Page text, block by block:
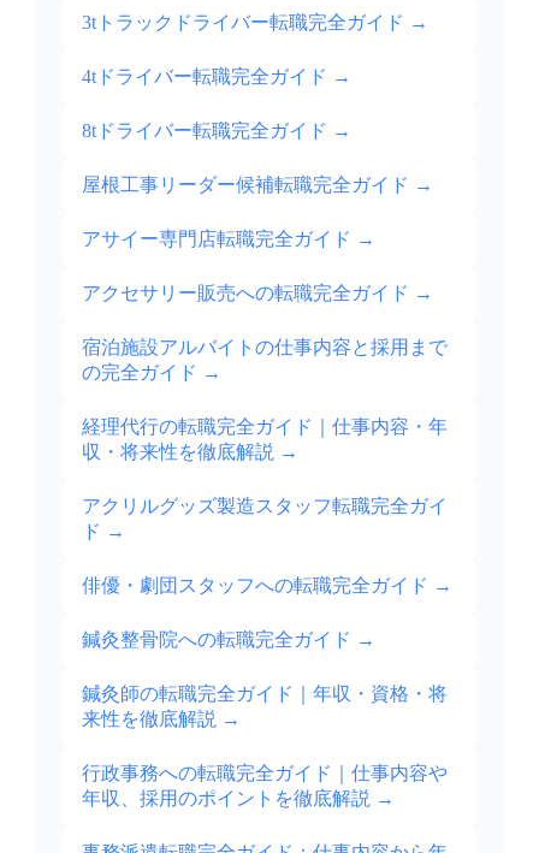
3tトラックドライバー転職完全ガイド →
4tドライバー転職完全ガイド →
8tドライバー転職完全ガイド →
屋根工事リーダー候補転職完全ガイド →
アサイー専門店転職完全ガイド →
アクセサリー販売への転職完全ガイド →
宿泊施設アルバイトの仕事内容と採用まで
の完全ガイド →
経理代行の転職完全ガイド｜仕事内容・年
収・将来性を徹底解説 →
アクリルグッズ製造スタッフ転職完全ガイ
ド →
俳優・劇団スタッフへの転職完全ガイド →
鍼灸整骨院への転職完全ガイド →
鍼灸師の転職完全ガイド｜年収・資格・将
来性を徹底解説 →
行政事務への転職完全ガイド｜仕事内容や
年収、採用のポイントを徹底解説 →